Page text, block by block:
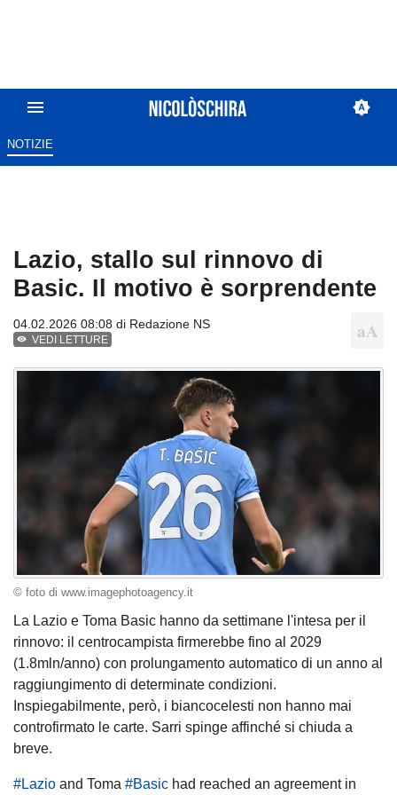
NOTIZIE
Lazio, stallo sul rinnovo di
Basic. Il motivo è sorprendente
04.02.2026 08:08 di Redazione NS
VEDI LETTURE
© foto di www.imagephotoagency.it
La Lazio e Toma Basic hanno da settimane l'intesa per il
rinnovo: il centrocampista firmerebbe fino al 2029
(1.8mln/anno) con prolungamento automatico di un anno al
raggiungimento di determinate condizioni.
Inspiegabilmente, però, i biancocelesti non hanno mai
controfirmato le carte. Sarri spinge affinché si chiuda a
breve.
#Lazio and Toma #Basic had reached an agreement in